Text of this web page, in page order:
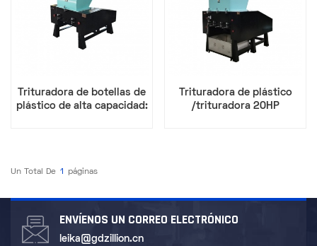
Trituradora de botellas de
plástico de alta capacidad:
Trituradora de plástico
/trituradora 20HP
Un Total De 1 Páginas
ENVÍENOS UN CORREO ELECTRÓNICO
leika@gdzillion.cn